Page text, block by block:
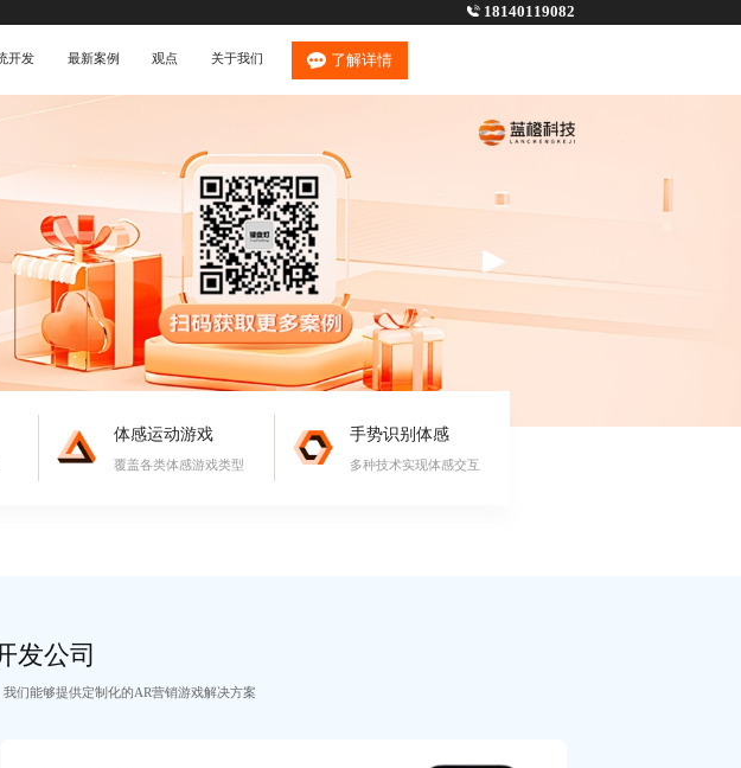
18140119082
开发 最新案例 观点 关于我们 了解详情
体感运动游戏
覆盖各类体感游戏类型
手势识别体感
多种技术实现体感交互
发公司
们能够提供定制化的AR营销游戏解决方案